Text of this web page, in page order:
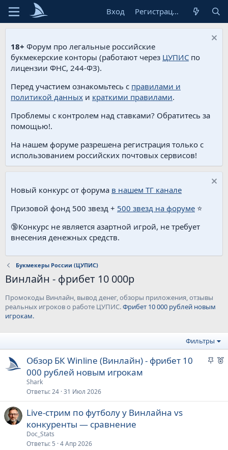
Вход Регистрация
18+ Форум про легальные российские
букмекерские конторы (работают через ЦУПИС по
лицензии ФНС, 244-ФЗ).
Перед участием ознакомьтесь с правилами и
политикой данных и краткими правилами.
Проблемы с контролем над ставками? Обратитесь за
помощью!.
На нашем форуме разрешена регистрация только с
использованием российских почтовых сервисов!
Новый конкурс от форума в нашем ТГ канале
Призовой фонд 500 звезд + 500 звезд на форуме ⭐️
🔞Конкурс не является азартной игрой, не требует
внесения денежных средств.
Букмекеры России (ЦУПИС)
Винлайн - фрибет 10 000р
Промокоды Винлайн, вывод денег, обзоры приложения, отзывы
реальных игроков о работе ЦУПИС.Фрибет 10 000 рублей новым
игрокам.
Фильтры
З
е
Р
Обзор БК Winline (Винлайн) - фрибет 10
000 рублей новым игрокам
Shark
Ответы 24 31 Июл 2026
Live-стрим по футболу у Винлайна vs
конкуренты — сравнение
Doc_Stats
Ответы 5 4 Апр 2026